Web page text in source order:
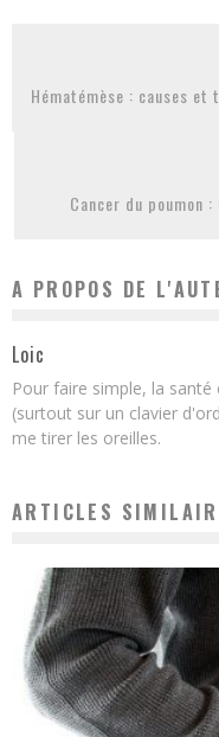
Hématémèse : causes et
Cancer du poumon
A PROPOS DE
Loic
Pour faire simple, la
(surtout sur un clavier
me tirer les oreilles.
ARTICLES